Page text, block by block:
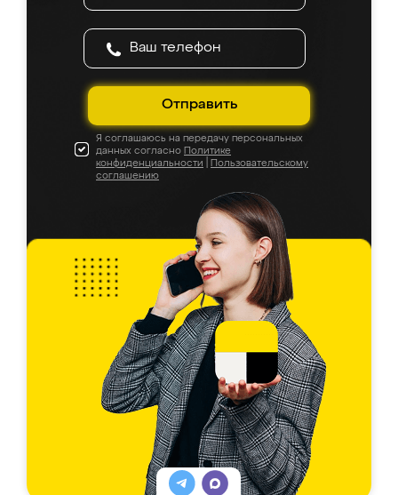
Отправить
Я соглашаюсь на передачу персональных
данных согласно Политике
конфиденциальности
Пользовательскому
соглашению